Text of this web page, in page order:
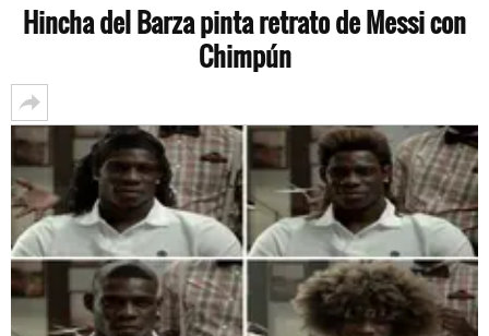
Hincha del Barza pinta retrato de Messi con
Chimpún